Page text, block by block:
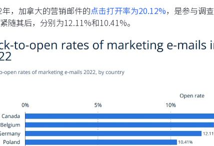
，加拿大的营销邮件的点击打开率为20.12%，是参与调
随其后，分别为12.11%和10.41%。